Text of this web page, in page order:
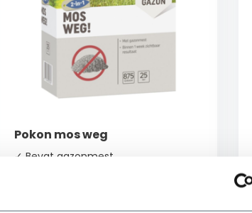
Pokon mos weg
✓ Bevat gazonmest